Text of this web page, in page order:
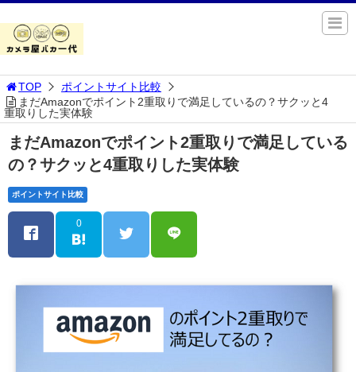
TOP
ポイントサイト比較
まだAmazonでポイント2重取りで満足しているの？サクッと4
重取りした実体験
まだAmazonでポイント2重取りで満足している
の？サクッと4重取りした実体験
ポイントサイト比較
0